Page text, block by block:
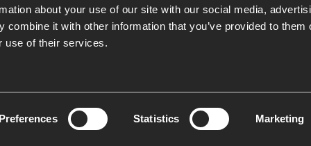
about your use of our site with our social media,
combine it with other information that you’ve provided to them
use of their services.
Preferences Statistics Marketing